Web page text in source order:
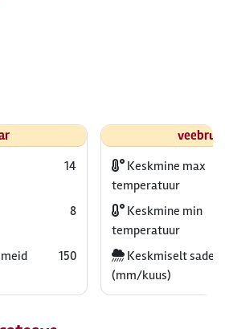
14
8
150
Keskmine max
temperatuur
Keskmine min
temperatuur
Keskmiselt
(mm/kuus)